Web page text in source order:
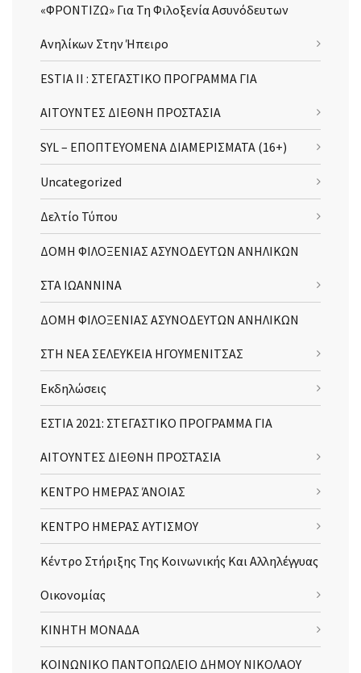
«ΦΡΟΝΤΙΖΩ» Για Τη Φιλοξενία Ασυνόδευτων
Ανηλίκων Στην Ήπειρο
ESTIA II : ΣΤΕΓΑΣΤΙΚΟ ΠΡΟΓΡΑΜΜΑ ΓΙΑ
ΑΙΤΟΥΝΤΕΣ ΔΙΕΘΝΗ ΠΡΟΣΤΑΣΙΑ
SYL – ΕΠΟΠΤΕΥΟΜΕΝΑ ΔΙΑΜΕΡΙΣΜΑΤΑ (16+)
Uncategorized
Δελτίο Τύπου
ΔΟΜΗ ΦΙΛΟΞΕΝΙΑΣ ΑΣΥΝΟΔΕΥΤΩΝ ΑΝΗΛΙΚΩΝ
ΣΤΑ ΙΩΑΝΝΙΝΑ
ΔΟΜΗ ΦΙΛΟΞΕΝΙΑΣ ΑΣΥΝΟΔΕΥΤΩΝ ΑΝΗΛΙΚΩΝ
ΣΤΗ ΝΕΑ ΣΕΛΕΥΚΕΙΑ ΗΓΟΥΜΕΝΙΤΣΑΣ
Εκδηλώσεις
ΕΣΤΙΑ 2021: ΣΤΕΓΑΣΤΙΚΟ ΠΡΟΓΡΑΜΜΑ ΓΙΑ
ΑΙΤΟΥΝΤΕΣ ΔΙΕΘΝΗ ΠΡΟΣΤΑΣΙΑ
ΚΕΝΤΡΟ ΗΜΕΡΑΣ ΆΝΟΙΑΣ
ΚΕΝΤΡΟ ΗΜΕΡΑΣ ΑΥΤΙΣΜΟΥ
Κέντρο Στήριξης Της Κοινωνικής Και Αλληλέγγυας
Οικονομίας
ΚΙΝΗΤΗ ΜΟΝΑΔΑ
ΚΟΙΝΩΝΙΚΟ ΠΑΝΤΟΠΩΛΕΙΟ ΔΗΜΟΥ ΝΙΚΟΛΑΟΥ